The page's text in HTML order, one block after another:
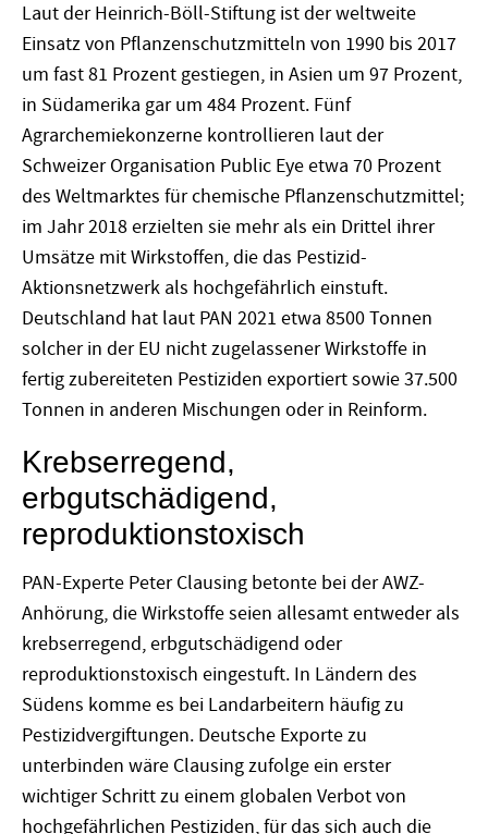
Laut der Heinrich-Böll-Stiftung ist der weltweite
Einsatz von Pflanzenschutzmitteln von 1990 bis 2017
um fast 81 Prozent gestiegen, in Asien um 97 Prozent,
in Südamerika gar um 484 Prozent. Fünf
Agrarchemiekonzerne kontrollieren laut der
Schweizer Organisation Public Eye etwa 70 Prozent
des Weltmarktes für chemische Pflanzenschutzmittel;
im Jahr 2018 erzielten sie mehr als ein Drittel ihrer
Umsätze mit Wirkstoffen, die das Pestizid-
Aktionsnetzwerk als hochgefährlich einstuft.
Deutschland hat laut PAN 2021 etwa 8500 Tonnen
solcher in der EU nicht zugelassener Wirkstoffe in
fertig zubereiteten Pestiziden exportiert sowie 37.500
Tonnen in anderen Mischungen oder in Reinform.
Krebserregend,
erbgutschädigend,
reproduktionstoxisch
PAN-Experte Peter Clausing betonte bei der AWZ-
Anhörung, die Wirkstoffe seien allesamt entweder als
krebserregend, erbgutschädigend oder
reproduktionstoxisch eingestuft. In Ländern des
Südens komme es bei Landarbeitern häufig zu
Pestizidvergiftungen. Deutsche Exporte zu
unterbinden wäre Clausing zufolge ein erster
wichtiger Schritt zu einem globalen Verbot von
hochgefährlichen Pestiziden, für das sich auch die